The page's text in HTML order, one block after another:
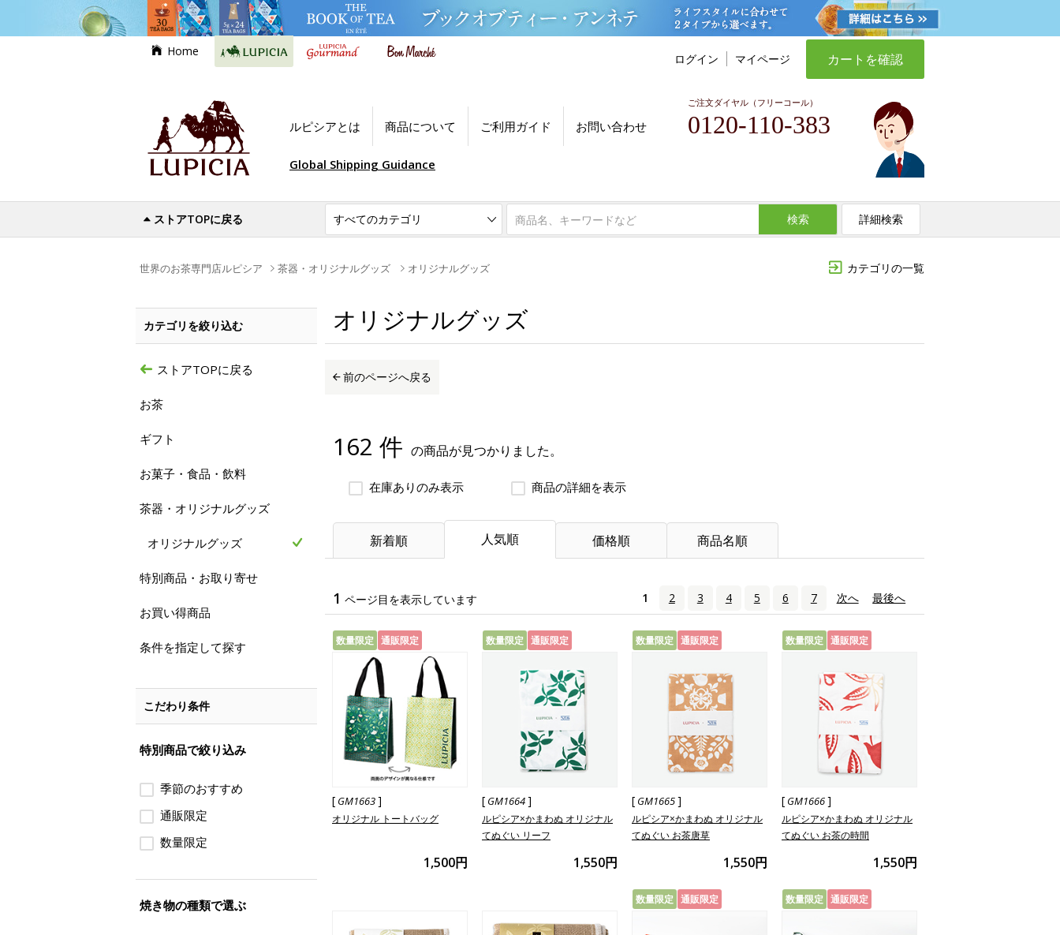
Home
ログイン マイページ カートを確認
ルピシアとは 商品について ご利用ガイド お問い合わせ
ご注文ダイヤル（フリーコール）
0120-110-383
Global Shipping Guidance
ストアTOPに戻る 検索 詳細検索
カテゴリの一覧
世界のお茶専門店ルピシア 茶器・オリジナルグッズ オリジナルグッズ
オリジナルグッズ
前のページへ戻る
162 件 の商品が見つかりました。
在庫ありのみ表示 商品の詳細を表示
新着順 人気順 価格順 商品名順
1 ページ目を表示しています 1 2 3 4 5 6 7 次へ 最後へ
数量限定 通販限定
[ GM1663]
オリジナル トートバッグ
1,500円
数量限定 通販限定
[ GM1664]
ルピシア×かまわぬ オリジナル
てぬぐい リーフ
1,550円
数量限定 通販限定
[ GM1665]
ルピシア×かまわぬ オリジナル
てぬぐい お茶唐草
1,550円
数量限定 通販限定
[ GM1666]
ルピシア×かまわぬ オリジナル
てぬぐい お茶の時間
1,550円
数量限定 通販限定 数量限定 通販限定
カテゴリを絞り込む
ストアTOPに戻る
お茶
ギフト
お菓子・食品・飲料
茶器・オリジナルグッズ
オリジナルグッズ
特別商品・お取り寄せ
お買い得商品
条件を指定して探す
こだわり条件
特別商品で絞り込み
季節のおすすめ
通販限定
数量限定
焼き物の種類で選ぶ